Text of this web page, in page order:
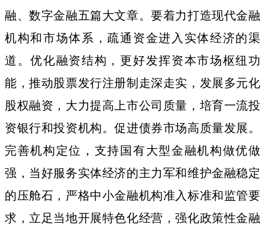
融、数字金融五篇大文章。要着力打造现代金融
机构和市场体系，疏通资金进入实体经济的渠
道。优化融资结构，更好发挥资本市场枢纽功
能，推动股票发行注册制走深走实，发展多元化
股权融资，大力提高上市公司质量，培育一流投
资银行和投资机构。促进债券市场高质量发展。
完善机构定位，支持国有大型金融机构做优做
强，当好服务实体经济的主力军和维护金融稳定
的压舱石，严格中小金融机构准入标准和监管要
求，立足当地开展特色化经营，强化政策性金融